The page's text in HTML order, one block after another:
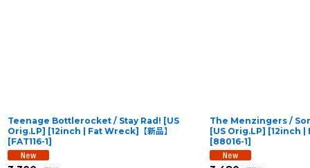
Teenage Bottlerocket / Stay Rad! [US
Orig.LP] [12inch | Fat Wreck]【新品】
[FAT116-1]
The Menzingers /
[US Orig.LP] [12inch |
[88016-1]